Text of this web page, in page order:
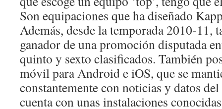
Son equipaciones que ha diseñado
Además, desde la temporada 2010-11,
ganador de una promoción disputada
quinto y sexto clasificados. También
móvil para Android e iOS, que se
constantemente con noticias y datos
cuenta con unas instalaciones